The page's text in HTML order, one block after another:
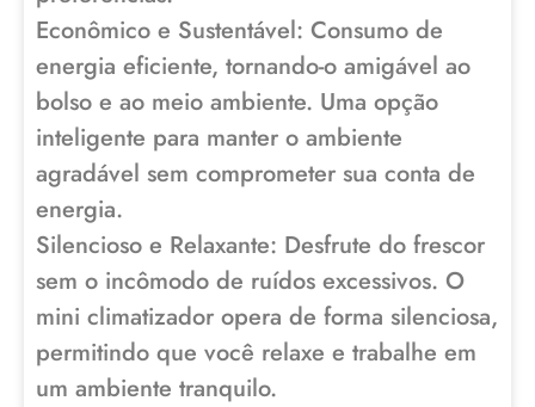
Econômico e Sustentável: Consumo de
energia eficiente, tornando-o amigável ao
bolso e ao meio ambiente. Uma opção
inteligente para manter o ambiente
agradável sem comprometer sua conta de
energia.
Silencioso e Relaxante: Desfrute do frescor
sem o incômodo de ruídos excessivos. O
mini climatizador opera de forma silenciosa,
permitindo que você relaxe e trabalhe em
um ambiente tranquilo.